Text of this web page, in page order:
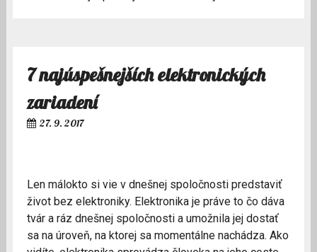
7 najúspešnejších elektronických
zariadení
27. 9. 2017
Len málokto si vie v dnešnej spoločnosti predstaviť
život bez elektroniky. Elektronika je práve to čo dáva
tvár a ráz dnešnej spoločnosti a umožnila jej dostať
sa na úroveň, na ktorej sa momentálne nachádza. Ako